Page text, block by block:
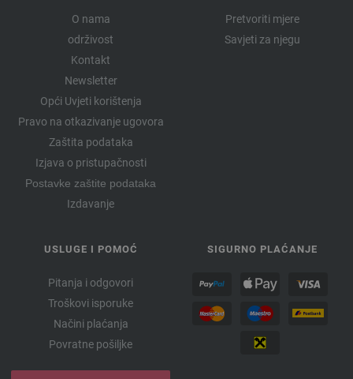
O nama
održivost
Kontakt
Newsletter
Opći Uvjeti korištenja
Pravo na otkazivanje ugovora
Zaštita podataka
Izjava o pristupačnosti
Postavke zaštite podataka
Izdavanje
Pretvoriti mjere
Savjeti za njegu
USLUGE I POMOĆ
Pitanja i odgovori
Troškovi isporuke
Načini plaćanja
Povratne pošiljke
SIGURNO PLAĆANJE